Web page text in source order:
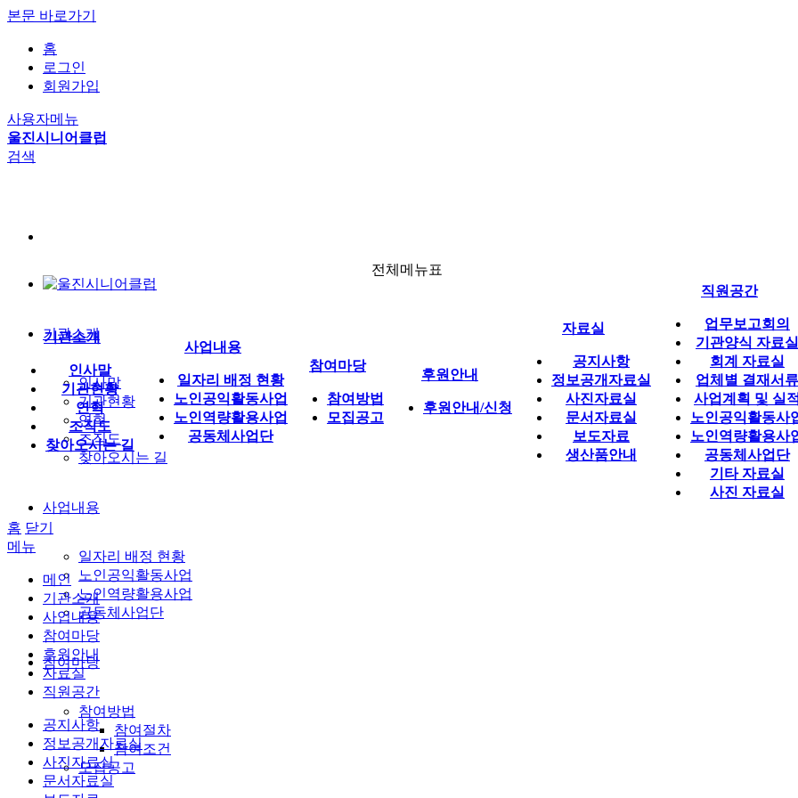
본문 바로가기
홈
로그인
회원가입
사용자메뉴
울진시니어클럽
검색
기관소개
인사말
기관현황
연혁
조직도
찾아오시는 길
사업내용
일자리 배정 현황
노인공익활동사업
노인역량활용사업
공동체사업단
참여마당
참여방법
참여절차
참여조건
모집공고
전체메뉴표
기관소개
인사말
기관현황
연혁
조직도
찾아오시는 길
사업내용
일자리 배정 현황
노인공익활동사업
노인역량활용사업
공동체사업단
참여마당
참여방법
모집공고
후원안내
후원안내/신청
자료실
공지사항
정보공개자료실
사진자료실
문서자료실
보도자료
생산품안내
직원공간
업무보고회의
기관양식 자료실
회계 자료실
업체별 결재서류
사업계획 및 실
노인공익활동사
노인역량활용사
공동체사업단
기타 자료실
사진 자료실
홈 닫기
메뉴
메인
기관소개
사업내용
참여마당
후원안내
자료실
직원공간
공지사항
정보공개자료실
사진자료실
문서자료실